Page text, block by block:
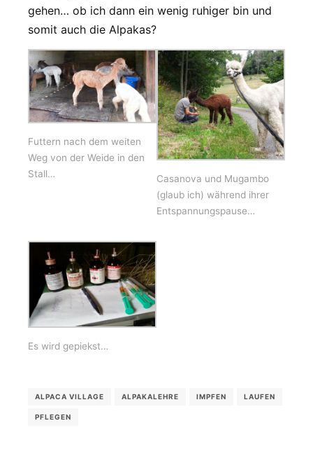
gehen… ob ich dann ein wenig ruhiger bin und
somit auch die Alpakas?
Futtern nach dem weiten
Weg von der Weide in den
Stall…
Casanova und Mugambo
(glaub ich) während ihrer
Entspannungspause…
Es wird gepiekst…
ALPACA VILLAGE ALPAKALEHRE IMPFEN LAUFEN
PFLEGEN